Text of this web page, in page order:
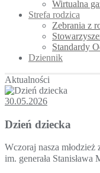
Wirtualna
Strefa rodzica
Zebrania z
Standardy
Dziennik
Aktualności
30.05.2026
Dzień dziecka
Wczoraj nasza
im. generała Stanisława